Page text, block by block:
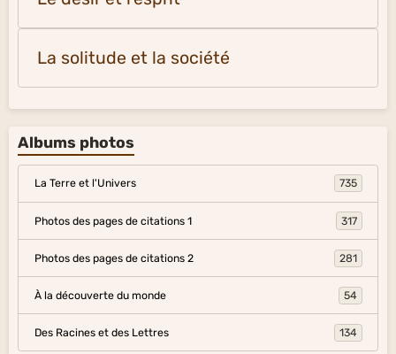
La solitude et la société
Albums photos
La Terre et l'Univers 735
Photos des pages de citations 1 317
Photos des pages de citations 2 281
À la découverte du monde 54
Des Racines et des Lettres 134